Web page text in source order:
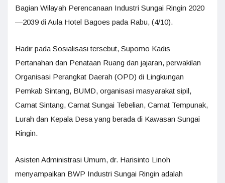
Bagian Wilayah Perencanaan Industri Sungai Ringin 2020
—2039 di Aula Hotel Bagoes pada Rabu, (4/10).
Hadir pada Sosialisasi tersebut, Supomo Kadis
Pertanahan dan Penataan Ruang dan jajaran, perwakilan
Organisasi Perangkat Daerah (OPD) di Lingkungan
Pemkab Sintang, BUMD, organisasi masyarakat sipil,
Camat Sintang, Camat Sungai Tebelian, Camat Tempunak,
Lurah dan Kepala Desa yang berada di Kawasan Sungai
Ringin.
Asisten Administrasi Umum, dr. Harisinto Linoh
menyampaikan BWP Industri Sungai Ringin adalah